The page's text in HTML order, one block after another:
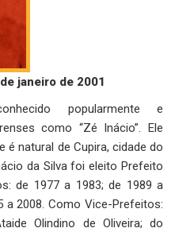
janeiro de 2001
popularmente e
como “Zé Inácio”. Ele
é natural de Cupira, cidade do
da Silva foi eleito Prefeito
de 1977 a 1983; de 1989 a
a 2008. Como Vice-Prefeitos:
Olindino de Oliveira; do